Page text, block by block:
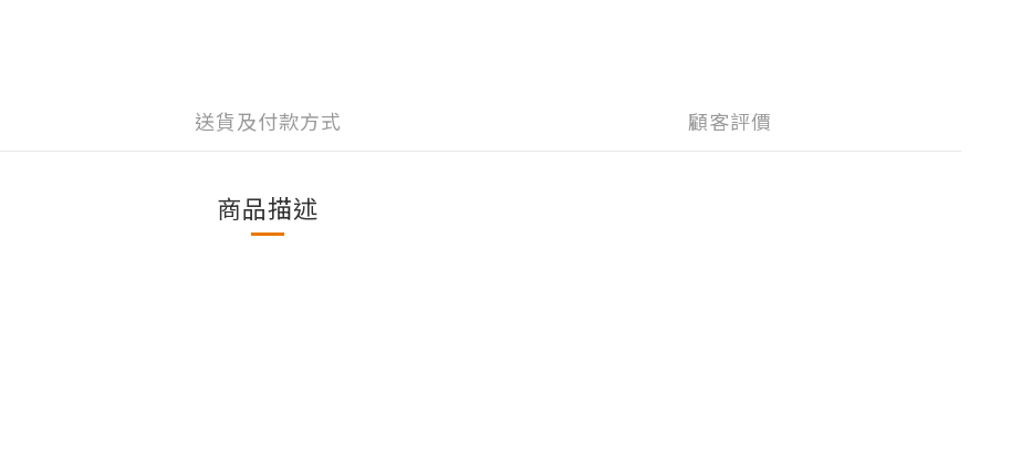
送貨及付款方式 顧客評價
商品描述